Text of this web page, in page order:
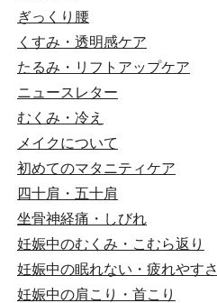
ぎっくり腰
くすみ・透明感ケア
たるみ・リフトアップケア
ニュースレター
むくみ・冷え
メイクについて
初めてのマタニティケア
四十肩・五十肩
坐骨神経痛・しびれ
妊娠中のむくみ・こむら返り
妊娠中の眠れない・疲れやすさ
妊娠中の肩こり・首こり